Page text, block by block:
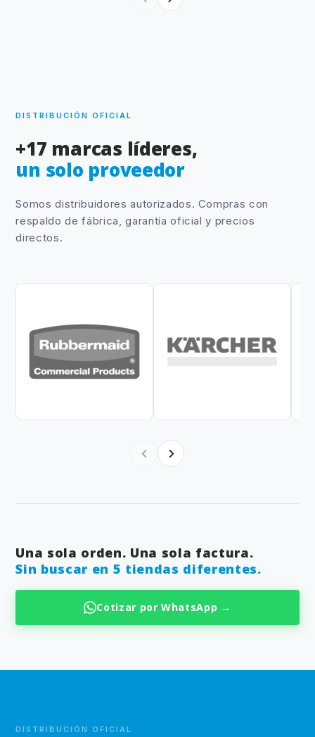
DISTRIBUCIÓN OFICIAL
+17 marcas líderes,
un solo proveedor
Somos distribuidores autorizados. Compras con
respaldo de fábrica, garantía oficial y precios
directos.
Una sola orden. Una sola factura.
Sin buscar en 5 tiendas diferentes.
Cotizar por WhatsApp →
DISTRIBUCIÓN OFICIAL